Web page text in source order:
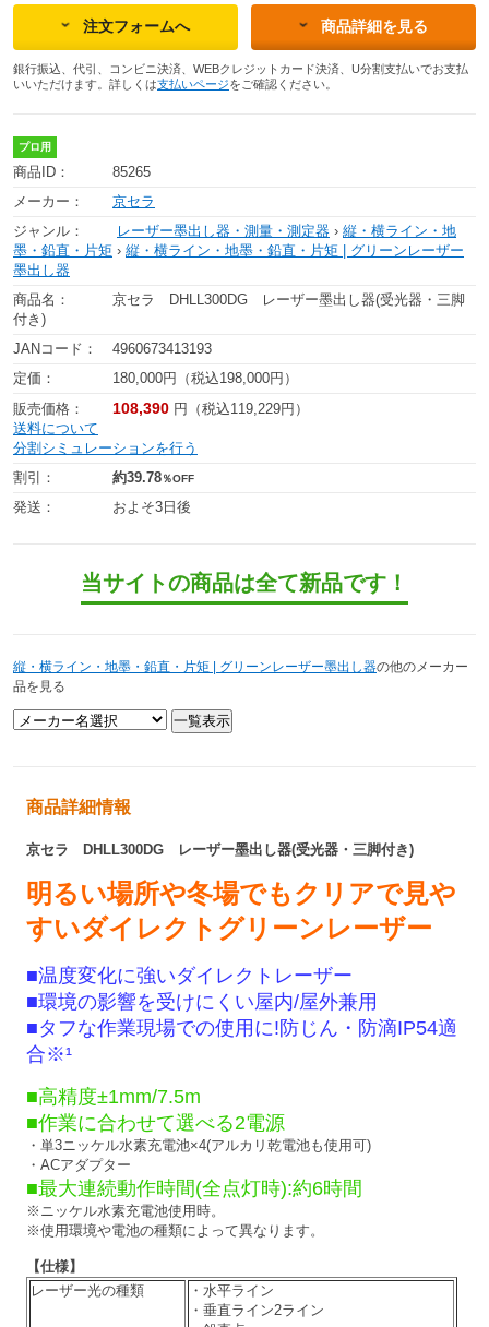
注文フォームへ 商品詳細を見る
銀行振込、代引、コンビニ決済、WEBクレジットカード決済、U分割支払いでお支払
いいただけます。詳しくは支払いページをご確認ください。
プロ用
商品ID：
85265
メーカー：
京セラ
ジャンル：
レーザー墨出し器・測量・測定器 › 縦・横ライン・地
墨・鉛直・片矩 › 縦・横ライン・地墨・鉛直・片矩 | グリーンレーザー
墨出し器
商品名：
京セラ DHLL300DG レーザー墨出し器(受光器・三脚
付き)
JANコード：
4960673413193
定価：
180,000円（税込198,000円）
販売価格：
108,390 円（税込119,229円）
送料について
分割シミュレーションを行う
割引：
約39.78％OFF
発送： およそ3日後
当サイトの商品は全て新品です！
縦・横ライン・地墨・鉛直・片矩 | グリーンレーザー墨出し器の他のメーカー
品を見る
商品詳細情報
京セラ DHLL300DG レーザー墨出し器(受光器・三脚付き)
明るい場所や冬場でもクリアで見や
すいダイレクトグリーンレーザー
■温度変化に強いダイレクトレーザー
■環境の影響を受けにくい屋内/屋外兼用
■タフな作業現場での使用に!防じん・防滴IP54適
合※¹
■高精度±1mm/7.5m
■作業に合わせて選べる2電源
・単3ニッケル水素充電池×4(アルカリ乾電池も使用可)
・ACアダプター
■最大連続動作時間(全点灯時):約6時間
※ニッケル水素充電池使用時。
※使用環境や電池の種類によって異なります。
【仕様】
レーザー光の種類
・水平ライン
・垂直ライン2ライン